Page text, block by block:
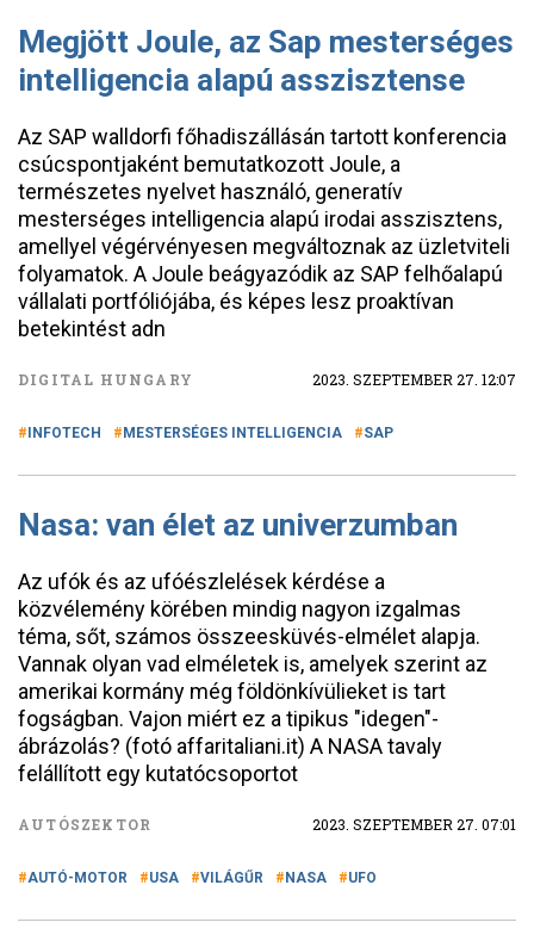
Megjött Joule, az Sap mesterséges
intelligencia alapú asszisztense
Az SAP walldorfi főhadiszállásán tartott konferencia
csúcspontjaként bemutatkozott Joule, a
természetes nyelvet használó, generatív
mesterséges intelligencia alapú irodai asszisztens,
amellyel végérvényesen megváltoznak az üzletviteli
folyamatok. A Joule beágyazódik az SAP felhőalapú
vállalati portfóliójába, és képes lesz proaktívan
betekintést adn
DIGITAL HUNGARY 2023. SZEPTEMBER 27. 12:07
INFOTECH MESTERSÉGES INTELLIGENCIA SAP
Nasa: van élet az univerzumban
Az ufók és az ufóészlelések kérdése a
közvélemény körében mindig nagyon izgalmas
téma, sőt, számos összeesküvés-elmélet alapja.
Vannak olyan vad elméletek is, amelyek szerint az
amerikai kormány még földönkívülieket is tart
fogságban. Vajon miért ez a tipikus "idegen"-
ábrázolás? (fotó affaritaliani.it) A NASA tavaly
felállított egy kutatócsoportot
AUTÓSZEKTOR 2023. SZEPTEMBER 27. 07:01
AUTÓ-MOTOR USA VILÁGŰR NASA UFO